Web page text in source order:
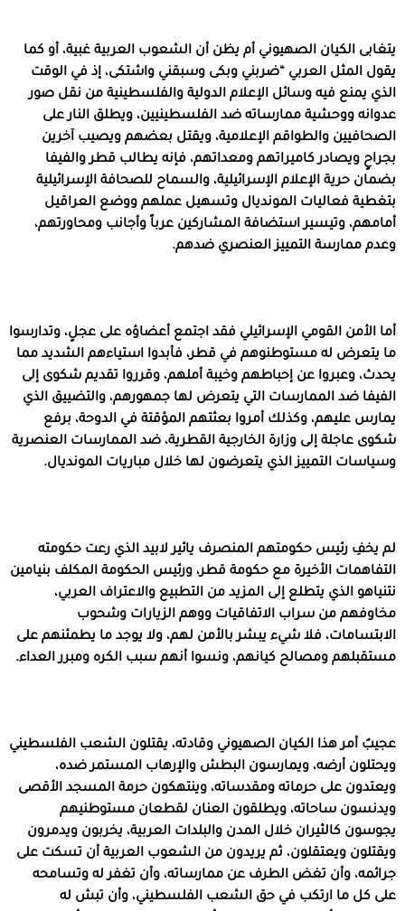
يتغابى الكيان الصهيوني أم يظن أن الشعوب العربية غبية، أو كما
يقول المثل العربي “ضربني وبكى وسبقني واشتكى، إذ في الوقت
الذي يمنع فيه وسائل الإعلام الدولية والفلسطينية من نقل صور
عدوانه ووحشية ممارساته ضد الفلسطينيين، ويطلق النار على
الصحافيين والطواقم الإعلامية، ويقتل بعضهم ويصيب آخرين
بجراحٍ ويصادر كاميراتهم ومعداتهم، فإنه يطالب قطر والفيفا
بضمان حرية الإعلام الإسرائيلية، والسماح للصحافة الإسرائيلية
بتغطية فعاليات المونديال وتسهيل عملهم ووضع العراقيل
أمامهم، وتيسير استضافة المشاركين عرباً وأجانب ومحاورتهم،
وعدم ممارسة التمييز العنصري ضدهم.
أما الأمن القومي الإسرائيلي فقد اجتمع أعضاؤه على عجلٍ، وتدارسوا
ما يتعرض له مستوطنوهم في قطر، فأبدوا استياءهم الشديد مما
يحدث، وعبروا عن إحباطهم وخيبة أملهم، وقرروا تقديم شكوى إلى
الفيفا ضد الممارسات التي يتعرض لها جمهورهم، والتضييق الذي
يمارس عليهم، وكذلك أمروا بعثتهم المؤقتة في الدوحة، برفع
شكوى عاجلة إلى وزارة الخارجية القطرية، ضد الممارسات العنصرية
وسياسات التمييز الذي يتعرضون لها خلال مباريات المونديال.
لم يخفِ رئيس حكومتهم المنصرف يائير لابيد الذي رعت حكومته
التفاهمات الأخيرة مع حكومة قطر، ورئيس الحكومة المكلف بنيامين
نتنياهو الذي يتطلع إلى المزيد من التطبيع والاعتراف العربي،
مخاوفهم من سراب الاتفاقيات ووهم الزيارات وشحوب
الابتسامات، فلا شيء يبشر بالأمن لهم، ولا يوجد ما يطمئنهم على
مستقبلهم ومصالح كيانهم، ونسوا أنهم سبب الكره ومبرر العداء.
عجيبٌ أمر هذا الكيان الصهيوني وقادته، يقتلون الشعب الفلسطيني
ويحتلون أرضه، ويمارسون البطش والإرهاب المستمر ضده،
ويعتدون على حرماته ومقدساته، وينتهكون حرمة المسجد الأقصى
ويدنسون ساحاته، ويطلقون العنان لقطعان مستوطنيهم
يجوسون كالثيران خلال المدن والبلدات العربية، يخربون ويدمرون
ويقتلون ويعتقلون، ثم يريدون من الشعوب العربية أن تسكت على
جرائمه، وأن تغض الطرف عن ممارساته، وأن تغفر له وتسامحه
على كل ما ارتكب في حق الشعب الفلسطيني، وأن تبش له